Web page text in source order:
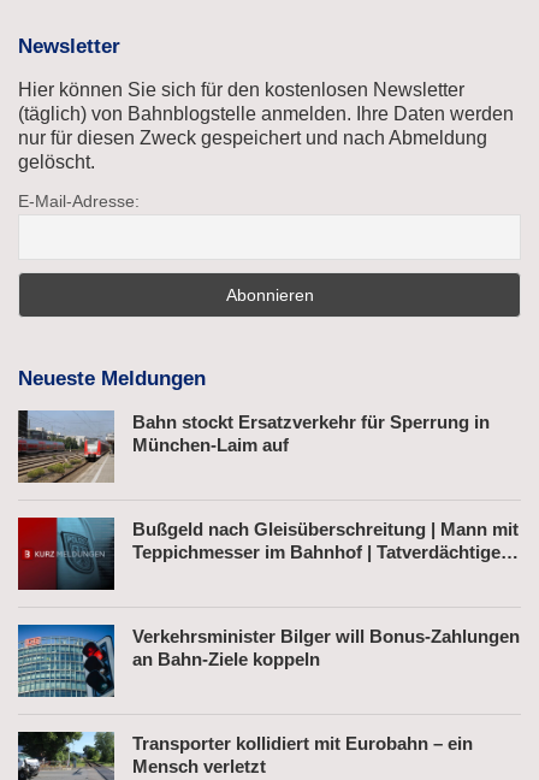
Newsletter
Hier können Sie sich für den kostenlosen Newsletter
(täglich) von Bahnblogstelle anmelden. Ihre Daten werden
nur für diesen Zweck gespeichert und nach Abmeldung
gelöscht.
E-Mail-Adresse:
Neueste Meldungen
Bahn stockt Ersatzverkehr für Sperrung in
München-Laim auf
Bußgeld nach Gleisüberschreitung | Mann mit
Teppichmesser im Bahnhof | Tatverdächtiger
Verkehrsminister Bilger will Bonus-Zahlungen
an Bahn-Ziele koppeln
Transporter kollidiert mit Eurobahn – ein
Mensch verletzt